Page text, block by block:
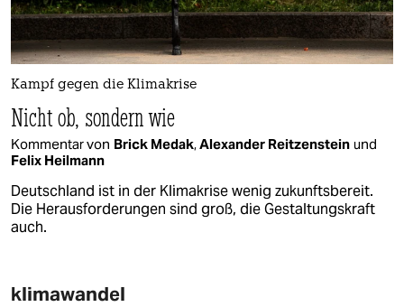
Kampf gegen die Klimakrise
Nicht ob, sondern wie
Kommentar von Brick Medak,Alexander Reitzenstein und
Felix Heilmann
Deutschland ist in der Klimakrise wenig zukunftsbereit.
Die Herausforderungen sind groß, die Gestaltungskraft
auch.
klimawandel